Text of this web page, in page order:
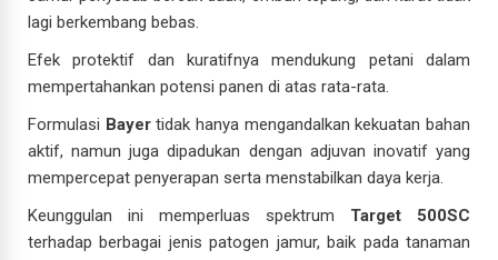
lagi berkembang bebas.
Efek protektif dan kuratifnya mendukung petani dalam
mempertahankan potensi panen di atas rata-rata.
Formulasi Bayertidak hanya mengandalkan kekuatan bahan
aktif, namun juga dipadukan dengan adjuvan inovatif yang
mempercepat penyerapan serta menstabilkan daya kerja.
Keunggulan ini memperluas spektrum Target 500SC
terhadap berbagai jenis patogen jamur, baik pada tanaman